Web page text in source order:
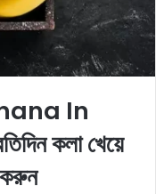
In
কলা খেয়ে